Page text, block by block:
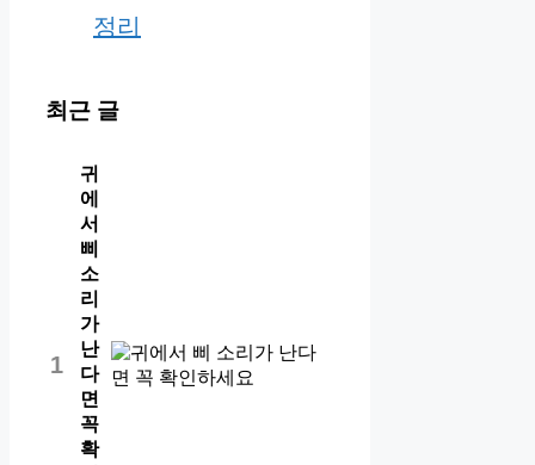
정리
최근 글
1
귀
에
서
삐
소
리
가
난
다
면
꼭
확